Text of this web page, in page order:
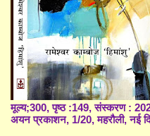
मूल्य;300, पृष्ठ :149, संस्करण :
अयन प्रकाशन, 1/20, महरौली, नई